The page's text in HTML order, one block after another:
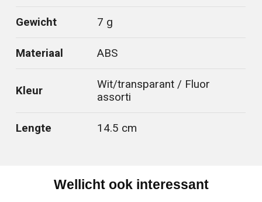
Gewicht 7 g
Materiaal ABS
Kleur
Wit/transparant / Fluor
assorti
Lengte 14.5 cm
Wellicht ook interessant